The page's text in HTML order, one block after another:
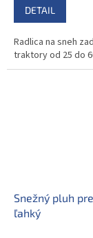
DETAIL
Radlica na sneh
traktory od 25 do
Snežný pluh
ľahký